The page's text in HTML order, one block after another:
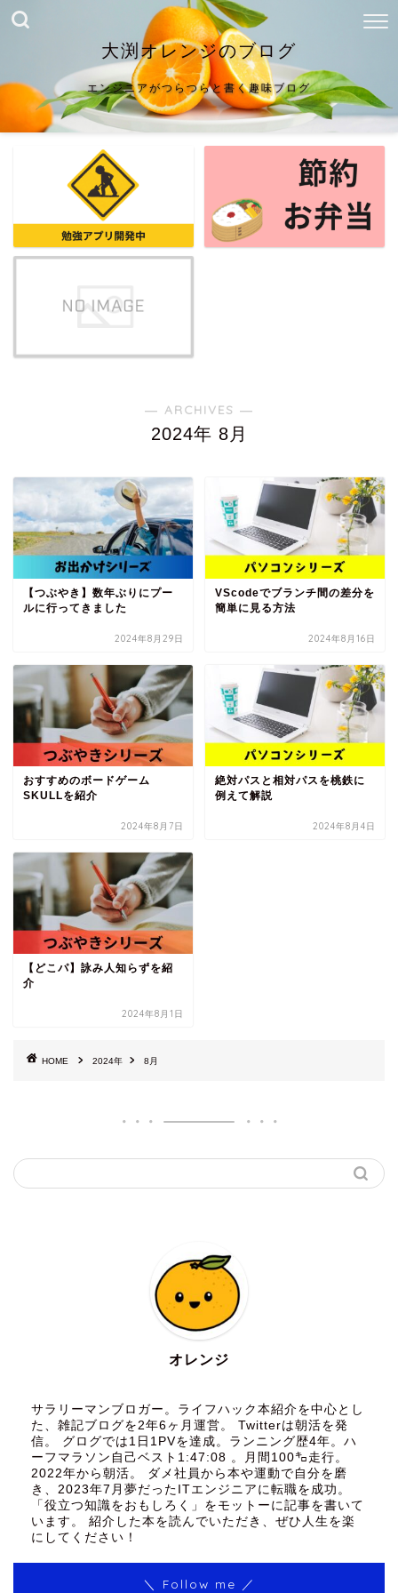
大渕オレンジのブログ
エンジニアがつらつらと書く趣味ブログ
― ARCHIVES ―
2024年 8月
【つぶやき】数年ぶりにプー
ルに行ってきました
2024年8月29日
VScodeでブランチ間の差分を
簡単に見る方法
2024年8月16日
おすすめのボードゲーム
SKULLを紹介
2024年8月7日
絶対パスと相対パスを桃鉄に
例えて解説
2024年8月4日
【どこパ】詠み人知らずを紹
介
2024年8月1日
HOME 2024年 8月
オレンジ
サラリーマンブロガー。ライフハック本紹介を中心とし
た、雑記ブログを2年6ヶ月運営。 Twitterは朝活を発
信。 グログでは1日1PVを達成。ランニング歴4年。ハ
ーフマラソン自己ベスト1:47:08 。月間100㌔走行。
2022年から朝活。 ダメ社員から本や運動で自分を磨
き、2023年7月夢だったITエンジニアに転職を成功。
「役立つ知識をおもしろく」をモットーに記事を書いて
います。 紹介した本を読んでいただき、ぜひ人生を楽
にしてください！
＼ Follow me ／